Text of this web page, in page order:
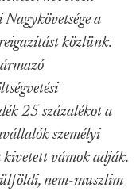
a
közlünk.
25 százalékot a
személyi
kivetett vámok adják.
nem-muszlim